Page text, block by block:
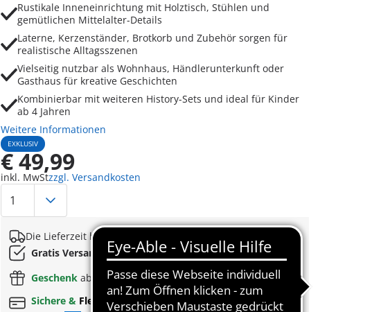
Rustikale Inneneinrichtung mit Holztisch, Stühlen und
gemütlichen Mittelalter-Details
Laterne, Kerzenständer, Brotkorb und Zubehör sorgen für
realistische Alltagsszenen
Vielseitig nutzbar als Wohnhaus, Händlerunterkunft oder
Gasthaus für kreative Geschichten
Kombinierbar mit weiteren History-Sets und ideal für Kinder
ab 4 Jahren
Weitere Informationen
EXKLUSIV
€ 49,99
inkl. MwStzzgl. Versandkosten
Die Lieferzeit beträgt derzeit 3 bis 6 Werktage
Gratis Versand
ab65€
Geschenk ab 35€Bestellwert
Sichere & Flexible Zahlung Schnelle Lieferung